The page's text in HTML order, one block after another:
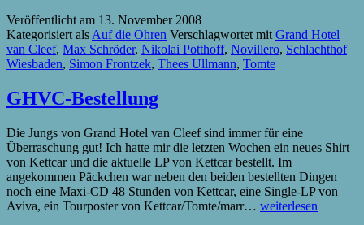
Wiesbaden
Veröffentlicht am 13. November 2008
Kategorisiert als Auf die Ohren Verschlagwortet mit Grand Hotel
van Cleef, Max Schröder, Nikolai Potthoff, Novillero, Schlachthof
Wiesbaden, Simon Frontzek, Thees Ullmann, Tomte
GHVC-Bestellung
Die Jungs von Grand Hotel van Cleef sind immer für eine
Überraschung gut! Ich hatte mir die letzten Wochen ein neues Shirt
von Kettcar und die aktuelle LP von Kettcar bestellt. Im
angekommen Päckchen war neben den beiden bestellten Dingen
noch eine Maxi-CD 48 Stunden von Kettcar, eine Single-LP von
Aviva, ein Tourposter von Kettcar/Tomte/marr… GHVC-
weiterlesen